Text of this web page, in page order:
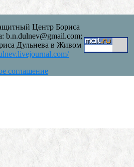
Центр Бориса
b.n.dulnev@gmail.com;
Дульнева в Живом
соглашение